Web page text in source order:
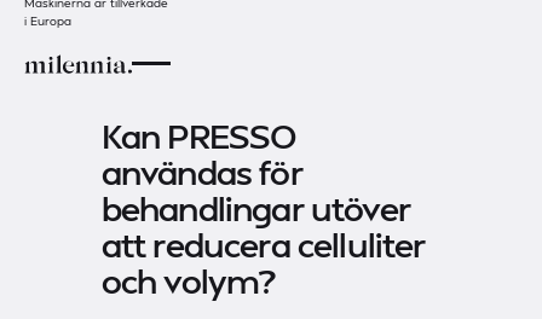
Maskinerna är tillverkade
i Europa
Kan PRESSO
användas för
behandlingar utöver
att reducera celluliter
och volym?